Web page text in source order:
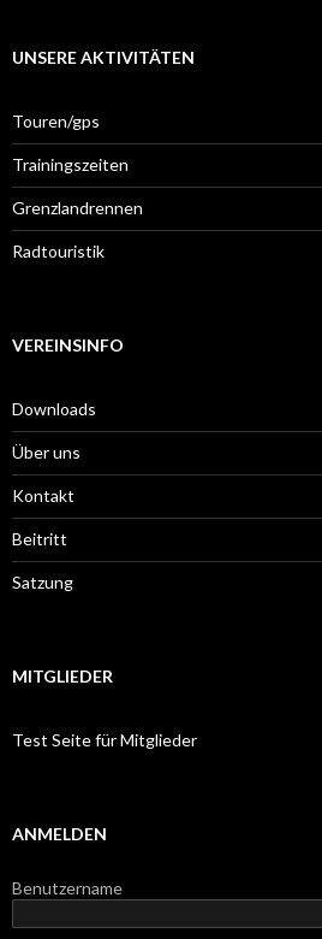
UNSERE AKTIVITÄTEN
Touren/gps
Trainingszeiten
Grenzlandrennen
Radtouristik
VEREINSINFO
Downloads
Über uns
Kontakt
Beitritt
Satzung
MITGLIEDER
Test Seite für Mitglieder
ANMELDEN
Benutzername